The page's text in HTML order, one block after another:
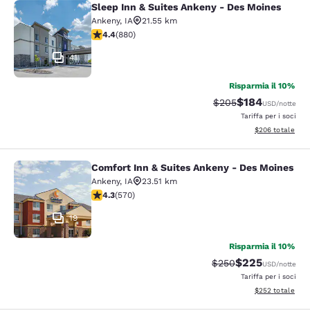
Sleep Inn & Suites Ankeny - Des
41
Sleep Inn & Suites Ankeny - Des Moines
Ankeny, IA
21.55 km
Valutazione di 4.37 stelle. Ottimo. 880 recensioni
4.4(880)
Risparmia il 10%
Tariffa di barratura:
$205Tariffa
$184USD/notte
Tariffa per i soci
Visualizza i
$206 totale
Comfort Inn & Suites Ankeny - Des
19
Comfort Inn & Suites Ankeny - Des Moines
Ankeny, IA
23.51 km
Valutazione di 4.33 stelle. Ottimo. 570 recensioni
4.3(570)
Risparmia il 10%
Tariffa di barratura:
$250Tariffa
$225USD/notte
Tariffa per i soci
Visualizza i
$252 totale